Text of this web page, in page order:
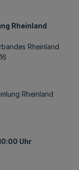
Rheinland
Rheinland
Rheinland
Uhr